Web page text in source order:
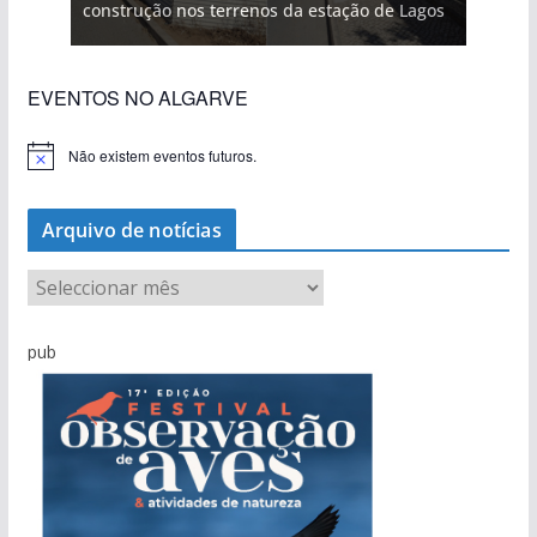
construção nos terrenos da estação de Lagos
EVENTOS NO ALGARVE
Não existem eventos futuros.
Arquivo de notícias
r
pub